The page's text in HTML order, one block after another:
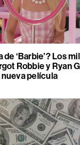
de ‘Barbie’? Los
Robbie y Ryan
película